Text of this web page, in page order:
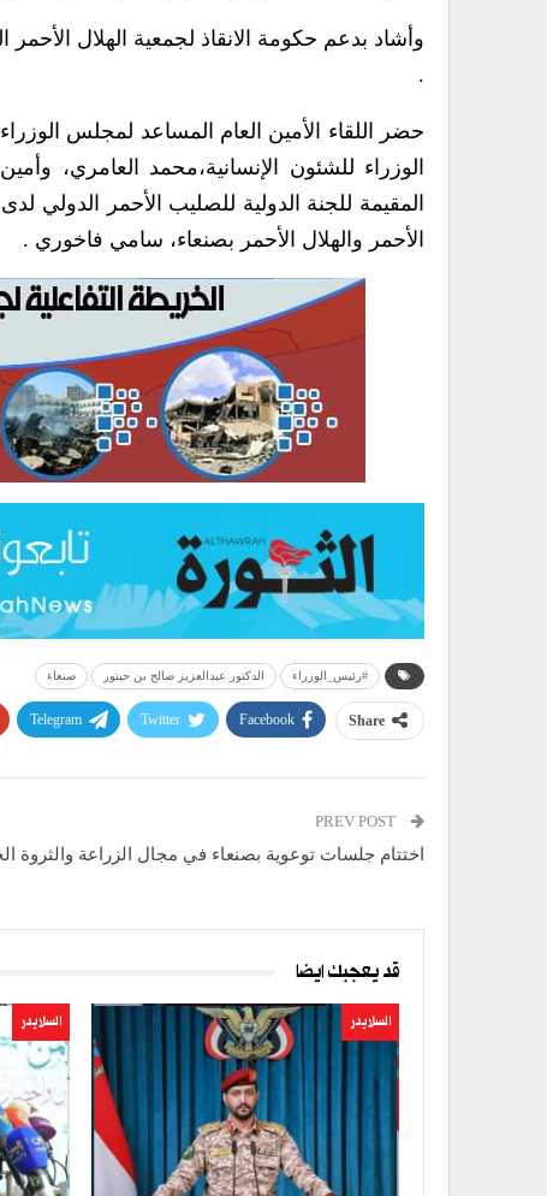
وأشاد بدعم حكومة الانقاذ لجمعية الهلال الأحمر
.
حضر اللقاء الأمين العام المساعد لمجلس
الوزراء للشئون الإنسانية،محمد العامري،
المقيمة للجنة الدولية للصليب الأحمر الدولي
الأحمر والهلال الأحمر بصنعاء، سامي فاخوري .
#رئيس_الوزراء الدكتور عبدالعزيز صالح بن حبتور صنعاء
Share
Facebook
Twitter
Telegram
اختتام جلسات توعوية بصنعاء في مجال الزراعة والثروة
قد يعجبك ايضا
السلايدر السلايدر